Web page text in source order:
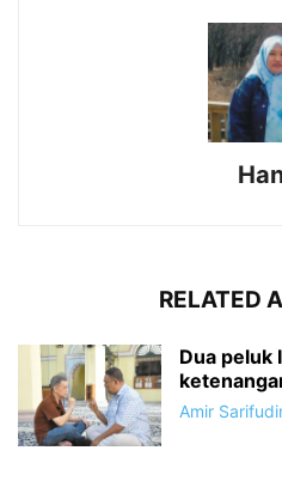
RELATED
Dua peluk
Amir